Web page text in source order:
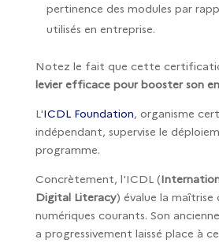
pertinence des modules par
utilisés en entreprise.
Notez le fait que cette
levier efficace pour booster son
L'ICDL Foundation, organisme
indépendant, supervise le
programme.
Concrètement, l'ICDL (
Digital Literacy) évalue la maîtrise
numériques courants. Son
a progressivement laissé place à